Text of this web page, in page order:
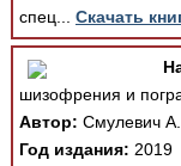
спец... Скачать
шизофрения и
Автор: Смулевич
Год издания: 2019